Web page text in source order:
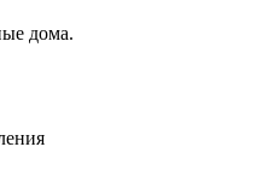
дома.